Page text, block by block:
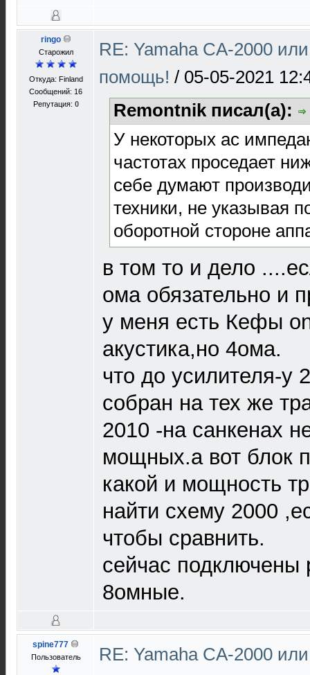
ringo
Старожил
Откуда: Finland
Сообщений: 16
Репутация: 0
RE: Yamaha CA-2000
помощь! / 05-05-2021
Remontnik писал(а):
У некоторых ас
частотах проседает
себе думают
техники, не указывая
оборотной стороне
в том то и дело
ома обязательно и
у меня есть Кефы
акустика,но 4ома.
что до усилителя-у
собран на тех же
2010 -на санкенах
мощных.а вот блок
какой и мощность
найти схему 2000
чтобы сравнить.
сейчас подключены
8омные.
spine777
Пользователь
RE: Yamaha CA-2000